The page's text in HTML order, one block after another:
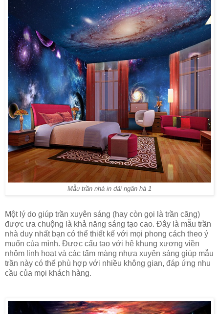
Mẫu trần nhà in dải ngân hà 1
Một lý do giúp trần xuyên sáng (hay còn gọi là trần căng)
được ưa chuộng là khả năng sáng tạo cao. Đây là mẫu trần
nhà duy nhất bạn có thể thiết kế với mọi phong cách theo ý
muốn của mình. Được cấu tạo với hệ khung xương viền
nhôm linh hoạt và các tấm màng nhựa xuyên sáng giúp mẫu
trần này có thể phù hợp với nhiều không gian, đáp ứng nhu
cầu của mọi khách hàng.